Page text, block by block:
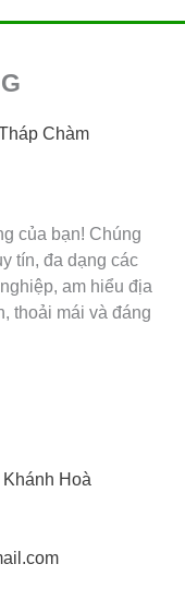
Chàm
của bạn! Chúng
tín, đa dạng các
am hiểu địa
thoải mái và đáng
Hoà